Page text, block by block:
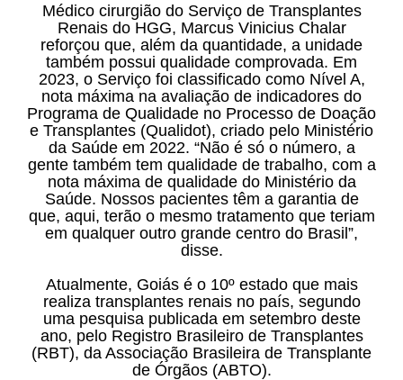
Médico cirurgião do Serviço de Transplantes
Renais do HGG, Marcus Vinicius Chalar
reforçou que, além da quantidade, a unidade
também possui qualidade comprovada. Em
2023, o Serviço foi classificado como Nível A,
nota máxima na avaliação de indicadores do
Programa de Qualidade no Processo de Doação
e Transplantes (Qualidot), criado pelo Ministério
da Saúde em 2022. “Não é só o número, a
gente também tem qualidade de trabalho, com a
nota máxima de qualidade do Ministério da
Saúde. Nossos pacientes têm a garantia de
que, aqui, terão o mesmo tratamento que teriam
em qualquer outro grande centro do Brasil”,
disse.
Atualmente, Goiás é o 10º estado que mais
realiza transplantes renais no país, segundo
uma pesquisa publicada em setembro deste
ano, pelo Registro Brasileiro de Transplantes
(RBT), da Associação Brasileira de Transplante
de Órgãos (ABTO).